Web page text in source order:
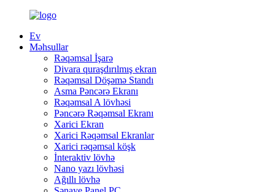
Ev
Məhsullar
Rəqəmsal İşarə
Divara quraşdırılmış ekran
Rəqəmsal Döşəmə Standı
Asma Pəncərə Ekranı
Rəqəmsal A lövhəsi
Pəncərə Rəqəmsal Ekranı
Xarici Ekran
Xarici Rəqəmsal Ekranlar
Xarici rəqəmsal köşk
İnteraktiv lövhə
Nano yazı lövhəsi
Ağıllı lövhə